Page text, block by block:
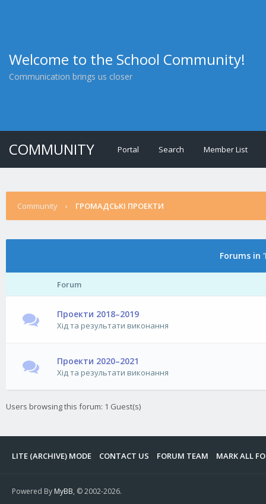
Welcome to the School Community!
Communication brings us closer
COMMUNITY Portal Search Member List
Community › ГРОМАДСЬКІ ПРОЕКТИ
Forums in
Forum
Проекти 2018–2019
Хід та результати виконання
Проекти 2020–2021
Хід та результати виконання
Users browsing this forum: 1 Guest(s)
LITE (ARCHIVE) MODE CONTACT US FORUM TEAM MARK ALL
Powered By MyBB, © 2002-2026.